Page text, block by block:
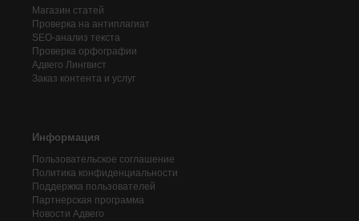
Магазин статей
Проверка на антиплагиат
SEO-анализ текста
Проверка орфографии
Адвего Лингвист
Заказ контента и услуг
Информация
Пользовательское соглашение
Политика конфиденциальности
Поддержка пользователей
Партнерская программа
Новости Адвего